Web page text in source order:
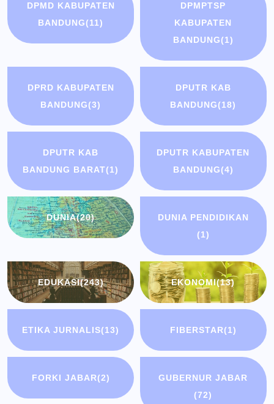
DPMD KABUPATEN
BANDUNG(11)
DPMPTSP
KABUPATEN
BANDUNG(1)
DPRD KABUPATEN
BANDUNG(3)
DPUTR KAB
BANDUNG(18)
DPUTR KAB
BANDUNG BARAT(1)
DPUTR KABUPATEN
BANDUNG(4)
DUNIA(20)
DUNIA PENDIDIKAN
(1)
EDUKASI(243) EKONOMI(13)
ETIKA JURNALIS(13) FIBERSTAR(1)
FORKI JABAR(2)
GUBERNUR JABAR
(72)